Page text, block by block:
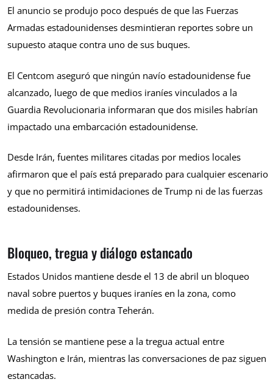
El anuncio se produjo poco después de que las Fuerzas
Armadas estadounidenses desmintieran reportes sobre un
supuesto ataque contra uno de sus buques.
El Centcom aseguró que ningún navío estadounidense fue
alcanzado, luego de que medios iraníes vinculados a la
Guardia Revolucionaria informaran que dos misiles habrían
impactado una embarcación estadounidense.
Desde Irán, fuentes militares citadas por medios locales
afirmaron que el país está preparado para cualquier escenario
y que no permitirá intimidaciones de Trump ni de las fuerzas
estadounidenses.
Bloqueo, tregua y diálogo estancado
Estados Unidos mantiene desde el 13 de abril un bloqueo
naval sobre puertos y buques iraníes en la zona, como
medida de presión contra Teherán.
La tensión se mantiene pese a la tregua actual entre
Washington e Irán, mientras las conversaciones de paz siguen
estancadas.